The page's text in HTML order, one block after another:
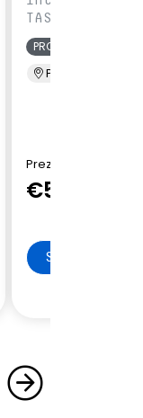
TAS - 00
PRONTA CONSEGNA
Presso Terzi
Prezzo di Listino
€51.438
SCHEDA